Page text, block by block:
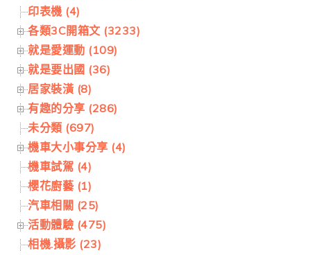
印表機 (4)
各類3C開箱文 (3233)
就是愛運動 (109)
就是要出國 (36)
居家裝潢 (8)
有趣的分享 (286)
未分類 (697)
機車大小事分享 (4)
機車試駕 (4)
櫻花廚藝 (1)
汽車相關 (25)
活動體驗 (475)
相機.攝影 (23)